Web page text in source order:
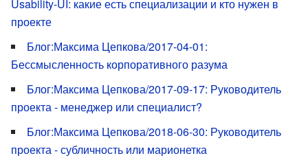
Usability-UI: какие есть специализации и кто нужен в
проекте
Блог:Максима Цепкова/2017-04-01:
Бессмысленность корпоративного разума
Блог:Максима Цепкова/2017-09-17: Руководитель
проекта - менеджер или специалист?
Блог:Максима Цепкова/2018-06-30: Руководитель
проекта - субличность или марионетка